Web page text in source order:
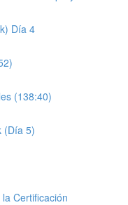
Día 4
(138:40)
(Día 5)
Certificación